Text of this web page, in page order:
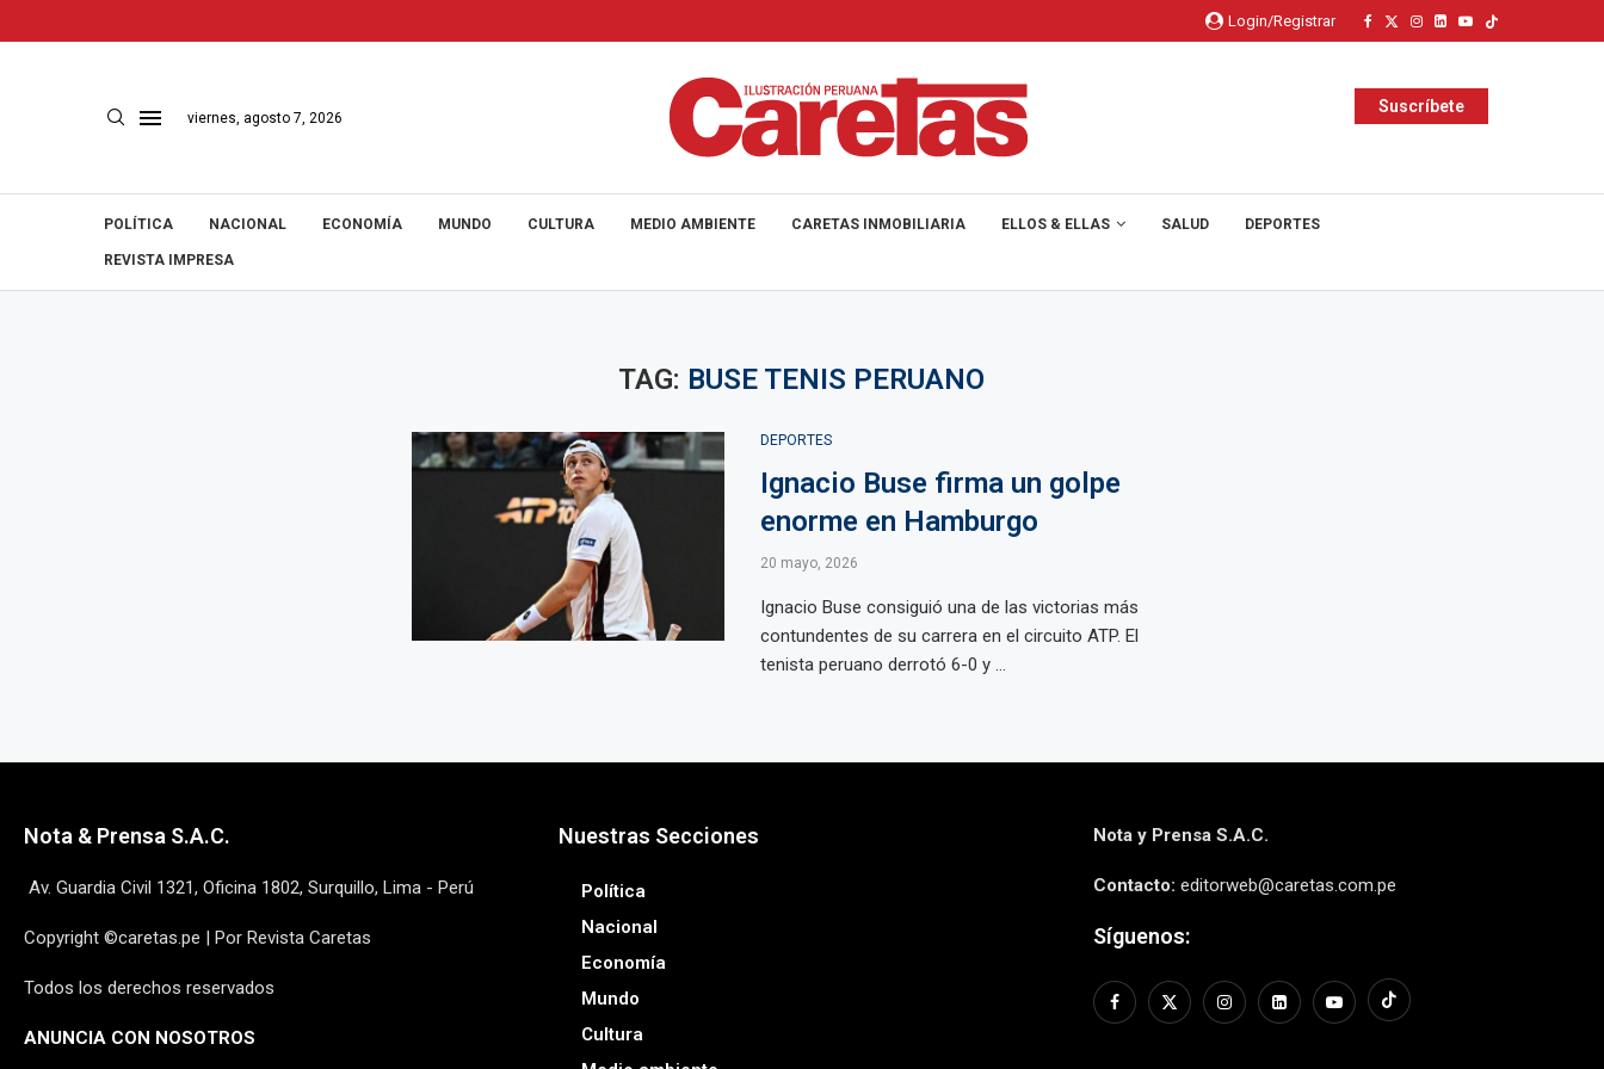
Login/Registrar
viernes, agosto 7, 2026
Suscríbete
POLÍTICA NACIONAL ECONOMÍA MUNDO CULTURA MEDIO AMBIENTE CARETAS INMOBILIARIA ELLOS & ELLAS SALUD DEPORTES
REVISTA IMPRESA
TAG: BUSE TENIS PERUANO
DEPORTES
Ignacio Buse firma un golpe
enorme en Hamburgo
20 mayo, 2026
Ignacio Buse consiguió una de las victorias más
contundentes de su carrera en el circuito ATP. El
tenista peruano derrotó 6-0 y ...
Nota & Prensa S.A.C.
Av. Guardia Civil 1321, Oficina 1802, Surquillo, Lima - Perú
Copyright ©caretas.pe | Por Revista Caretas
Todos los derechos reservados
ANUNCIA CON NOSOTROS
Nuestras Secciones
Política
Nacional
Economía
Mundo
Cultura
Nota y Prensa S.A.C.
Contacto: editorweb@caretas.com.pe
Síguenos: